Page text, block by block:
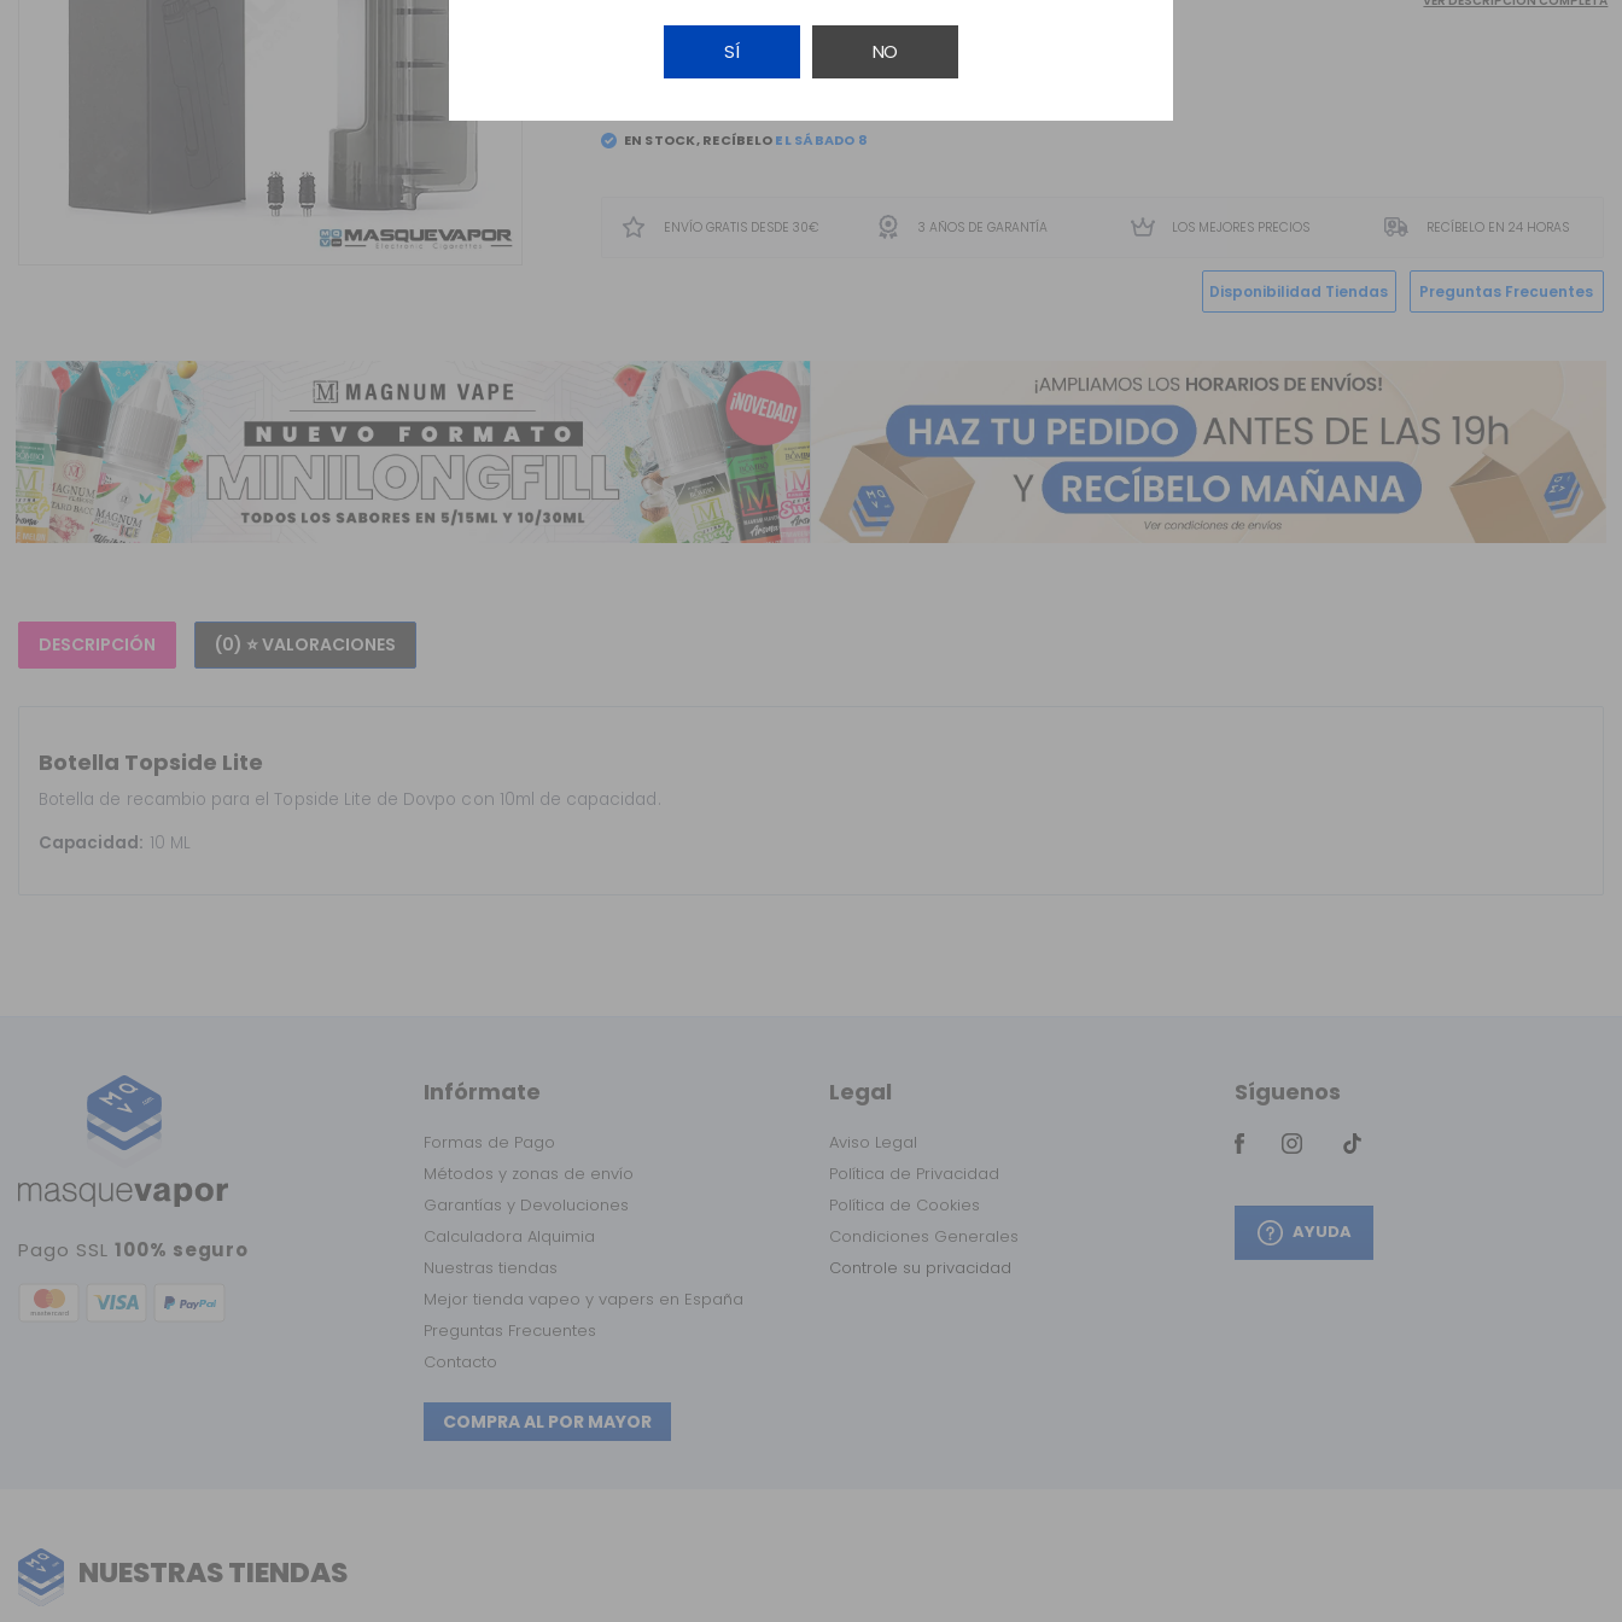
SÍ NO
EN STOCK, RECÍBELOELSÁBADO 8
ENVÍO GRATIS DESDE 30€ 3 AÑOS DE GARANTÍA LOS MEJORES PRECIOS RECÍBELO EN 24 HORAS
Disponibilidad Tiendas Preguntas Frecuentes
DESCRIPCIÓN (0) ⭐ VALORACIONES
Botella Topside Lite
Botella de recambio para el Topside Lite de Dovpo con 10ml de capacidad.
Capacidad: 10 ML
Pago SSL 100% seguro
Infórmate
Formas de Pago
Métodos y zonas de envío
Garantías y Devoluciones
Calculadora Alquimia
Nuestras tiendas
Mejor tienda vapeo y vapers en España
Preguntas Frecuentes
Contacto
COMPRA AL POR MAYOR
Legal
Aviso Legal
Política de Privacidad
Política de Cookies
Condiciones Generales
Controle su privacidad
Síguenos
AYUDA
NUESTRAS TIENDAS